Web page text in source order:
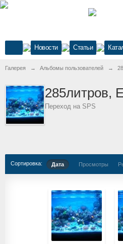
Новости Статьи
Галерея → Альбомы пользователей →
285литров,
Переход на SPS
Сортировка: Дата Просмотры